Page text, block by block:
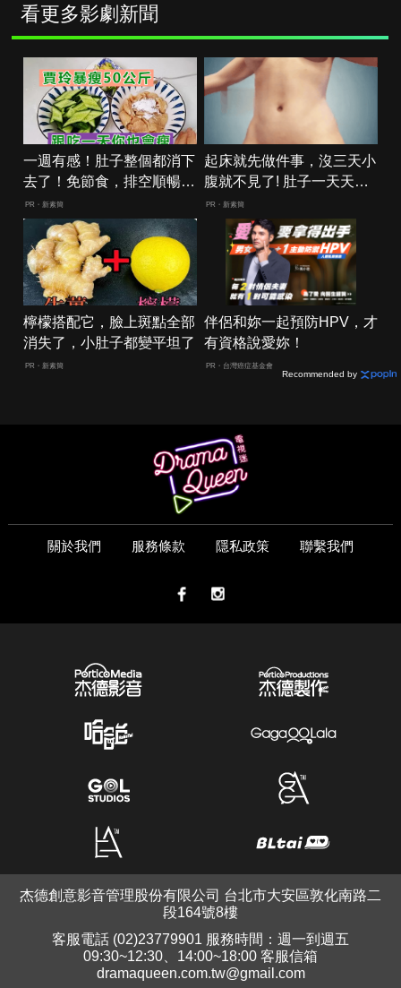
看更多影劇新聞
一週有感！肚子整個都消下
去了！免節食，排空順暢就
夠
PR・新素簡
起床就先做件事，沒三天小
腹就不見了! 肚子一天天變
小！
PR・新素簡
檸檬搭配它，臉上斑點全部
消失了，小肚子都變平坦了
PR・新素簡
伴侶和妳一起預防HPV，才
有資格說愛妳！
PR・台灣癌症基金會
Recommended by
關於我們 服務條款 隱私政策 聯繫我們
杰德創意影音管理股份有限公司 台北市大安區敦化南路二
段164號8樓
客服電話 (02)23779901 服務時間：週一到週五
09:30~12:30、14:00~18:00 客服信箱
dramaqueen.com.tw@gmail.com